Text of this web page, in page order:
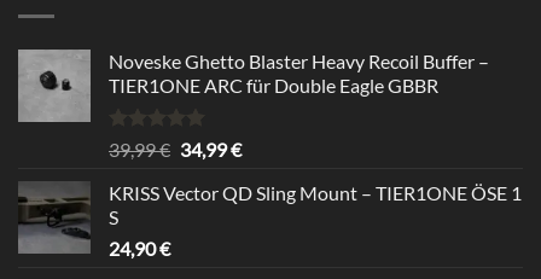
Noveske Ghetto Blaster Heavy Recoil Buffer –
TIER1ONE ARC für Double Eagle GBBR
Bewertet
mit
von 5
39,99€ Ursprünglicher
war:
34,99€Aktueller
ist:
KRISS Vector QD Sling Mount – TIER1ONE ÖSE 1
S
24,90€